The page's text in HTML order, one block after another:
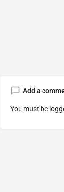
Add a
You must be